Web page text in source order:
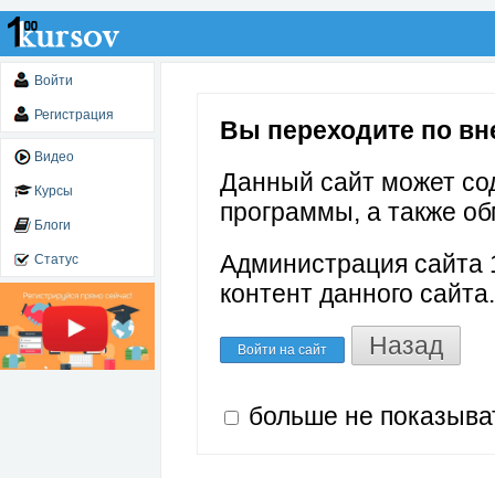
Войти
Регистрация
Видео
Курсы
Блоги
Статус
Вы переходите по
Данный сайт может
программы, а также
Администрация сайта
контент данного сайта.
Войти на сайт Назад
больше не